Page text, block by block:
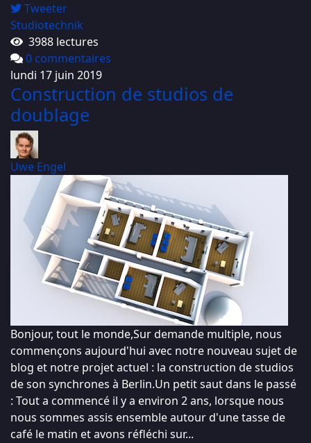
Tweeter
Studiotechnik
3988 lectures
0 commentaires
lundi 17 juin 2019
Construction de studios de
doublage
Uwe Engel
Bonjour, tout le monde,Sur demande multiple, nous
commençons aujourd'hui avec notre nouveau sujet de
blog et notre projet actuel : la construction de studios
de son synchrones à Berlin.Un petit saut dans le passé
: Tout a commencé il y a environ 2 ans, lorsque nous
nous sommes assis ensemble autour d'une tasse de
café le matin et avons réfléchi sur...